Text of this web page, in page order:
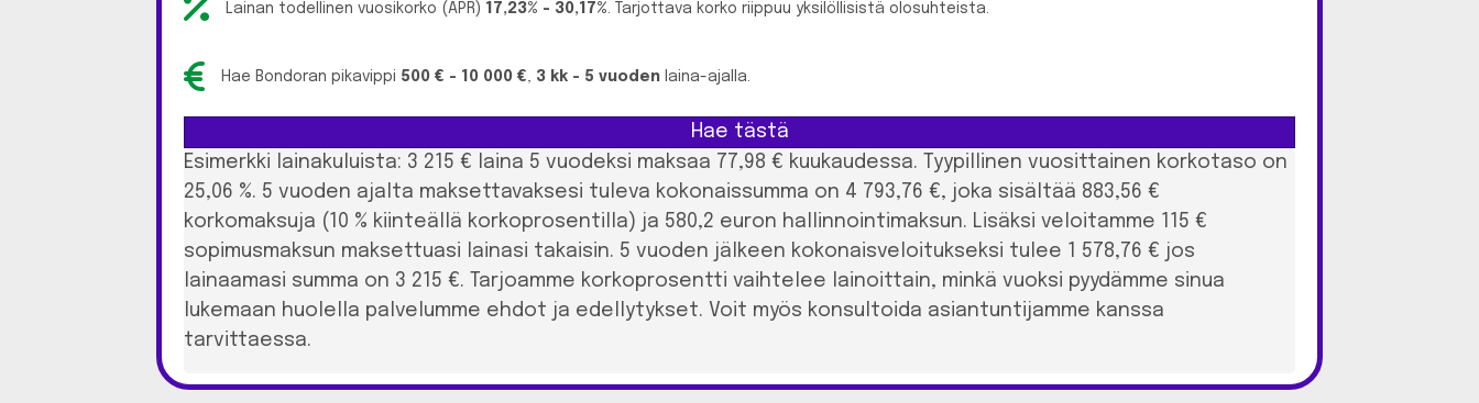
Lainan todellinen vuosikorko (APR) 17,23% - 30,17%. Tarjottava korko riippuu yksilöllisistä olosuhteista.
Hae Bondoran pikavippi 500 € - 10 000 €, 3 kk - 5 vuoden laina-ajalla.
Hae tästä
Esimerkki lainakuluista: 3 215 € laina 5 vuodeksi maksaa 77,98 € kuukaudessa. Tyypillinen vuosittainen korkotaso on
25,06 %. 5 vuoden ajalta maksettavaksesi tuleva kokonaissumma on 4 793,76 €, joka sisältää 883,56 €
korkomaksuja (10 % kiinteällä korkoprosentilla) ja 580,2 euron hallinnointimaksun. Lisäksi veloitamme 115 €
sopimusmaksun maksettuasi lainasi takaisin. 5 vuoden jälkeen kokonaisveloitukseksi tulee 1 578,76 € jos
lainaamasi summa on 3 215 €. Tarjoamme korkoprosentti vaihtelee lainoittain, minkä vuoksi pyydämme sinua
lukemaan huolella palvelumme ehdot ja edellytykset. Voit myös konsultoida asiantuntijamme kanssa
tarvittaessa.